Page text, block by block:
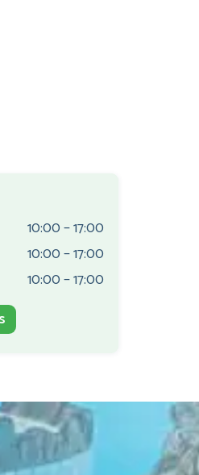
10:00 – 17:00
10:00 – 17:00
10:00 – 17:00